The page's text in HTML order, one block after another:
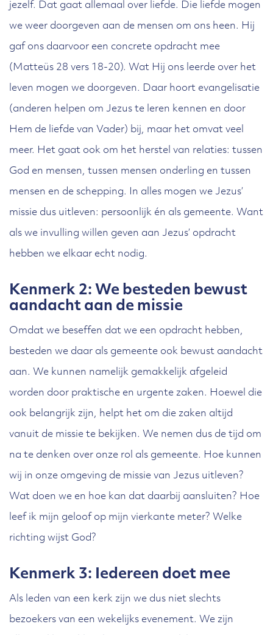
jezelf. Dat gaat allemaal over liefde. Die liefde mogen
we weer doorgeven aan de mensen om ons heen. Hij
gaf ons daarvoor een concrete opdracht mee
(Matteüs 28 vers 18-20). Wat Hij ons leerde over het
leven mogen we doorgeven. Daar hoort evangelisatie
(anderen helpen om Jezus te leren kennen en door
Hem de liefde van Vader) bij, maar het omvat veel
meer. Het gaat ook om het herstel van relaties: tussen
God en mensen, tussen mensen onderling en tussen
mensen en de schepping. In alles mogen we Jezus’
missie dus uitleven: persoonlijk én als gemeente. Want
als we invulling willen geven aan Jezus’ opdracht
hebben we elkaar echt nodig.
Kenmerk 2: We besteden bewust
aandacht aan de missie
Omdat we beseffen dat we een opdracht hebben,
besteden we daar als gemeente ook bewust aandacht
aan. We kunnen namelijk gemakkelijk afgeleid
worden door praktische en urgente zaken. Hoewel die
ook belangrijk zijn, helpt het om die zaken altijd
vanuit de missie te bekijken. We nemen dus de tijd om
na te denken over onze rol als gemeente. Hoe kunnen
wij in onze omgeving de missie van Jezus uitleven?
Wat doen we en hoe kan dat daarbij aansluiten? Hoe
leef ik mijn geloof op mijn vierkante meter? Welke
richting wijst God?
Kenmerk 3: Iedereen doet mee
Als leden van een kerk zijn we dus niet slechts
bezoekers van een wekelijks evenement. We zijn